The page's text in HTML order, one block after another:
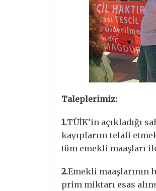
Taleplerimiz:
1.TÜİK’in açıkladığı
kayıplarını telafi
tüm emekli maaşları
2.Emekli maaşlarının
prim miktarı esas